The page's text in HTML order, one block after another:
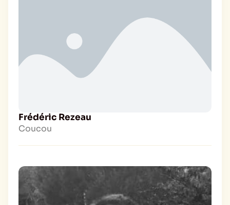
Frédéric Rezeau
Coucou